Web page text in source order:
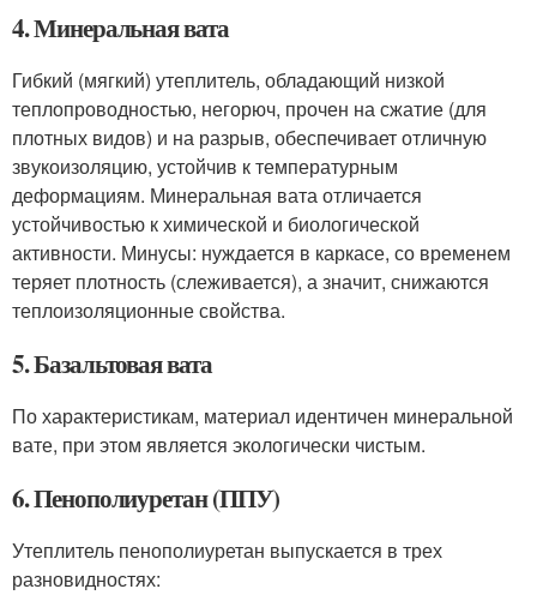
4. Минеральная вата
Гибкий (мягкий) утеплитель, обладающий низкой
теплопроводностью, негорюч, прочен на сжатие (для
плотных видов) и на разрыв, обеспечивает отличную
звукоизоляцию, устойчив к температурным
деформациям. Минеральная вата отличается
устойчивостью к химической и биологической
активности. Минусы: нуждается в каркасе, со временем
теряет плотность (слеживается), а значит, снижаются
теплоизоляционные свойства.
5. Базальтовая вата
По характеристикам, материал идентичен минеральной
вате, при этом является экологически чистым.
6. Пенополиуретан (ППУ)
Утеплитель пенополиуретан выпускается в трех
разновидностях: